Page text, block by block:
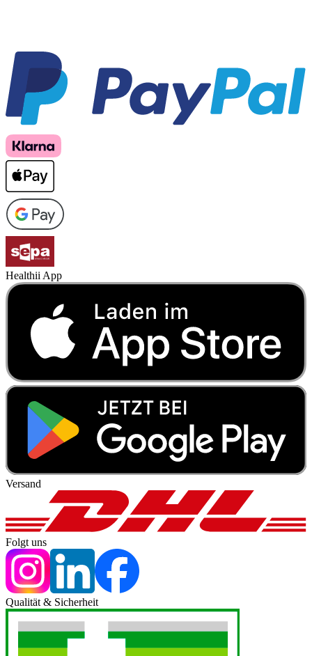
Healthii App
Versand
Folgt uns
Qualität & Sicherheit